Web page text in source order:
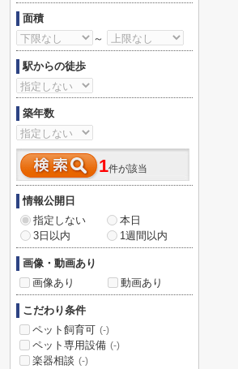
面積
～
駅からの徒歩
築年数
1件が該当
情報公開日
指定しない
本日
3日以内
1週間以内
画像・動画あり
画像あり
動画あり
こだわり条件
ペット飼育可 (-)
ペット専用設備 (-)
楽器相談 (-)